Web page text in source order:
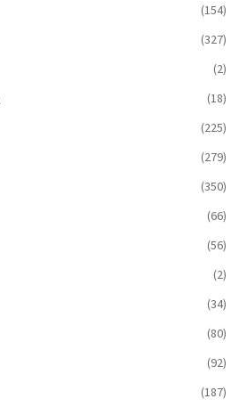
(154)
(327)
(2)
(18)
(225)
(279)
(350)
(66)
(56)
(2)
(34)
(80)
(92)
(187)